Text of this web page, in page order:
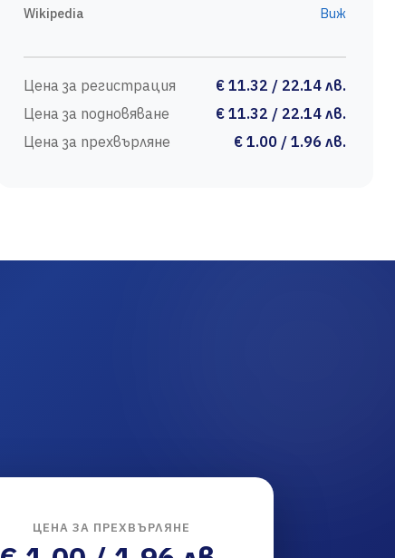
Wikipedia Виж
Цена за регистрация
€ 11.32 / 22.14 лв.
Цена за подновяване
€ 11.32 / 22.14 лв.
Цена за прехвърляне
€ 1.00 / 1.96 лв.
ЦЕНА ЗА ПРЕХВЪРЛЯНЕ